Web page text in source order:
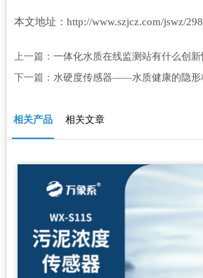
本文地址：http://www.szjcz.com/jswz/
上一篇： 一体化水质在线监测站有什么创新
下一篇： 水硬度传感器——水质健康的隐形
相关产品 相关文章